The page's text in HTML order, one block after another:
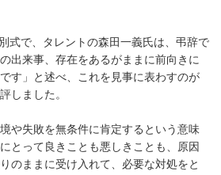
式で、タレントの森田一義氏は、弔辞で
出来事、存在をあるがままに前向きに
す」と述べ、これを見事に表わすのが
しました。
や失敗を無条件に肯定するという意味
とって良きことも悪しきことも、原因
のままに受け入れて、必要な対処をと